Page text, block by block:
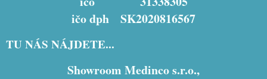
ičo dph SK2020816567
TU NÁS NÁJDETE...
Showroom Medinco s.r.o.,